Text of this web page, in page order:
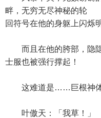
畔，无穷无尽神秘的轮
回符号在他的身躯上闪烁
而且在他的胯部，隐隐
士服也被强行撑起！
这难道是……巨根神体
叶傲天：「我草！」